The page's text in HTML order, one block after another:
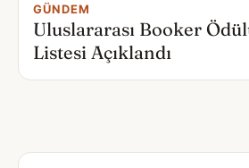
GÜNDEM
Uluslararası Booker
Listesi Açıklandı